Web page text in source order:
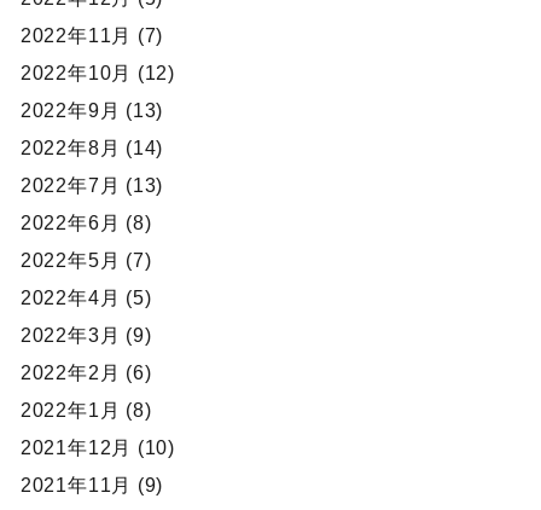
2022年11月 (7)
2022年10月 (12)
2022年9月 (13)
2022年8月 (14)
2022年7月 (13)
2022年6月 (8)
2022年5月 (7)
2022年4月 (5)
2022年3月 (9)
2022年2月 (6)
2022年1月 (8)
2021年12月 (10)
2021年11月 (9)